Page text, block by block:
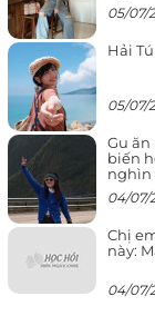
05/07/
Hải
05/07/
Gu ăn
biến
nghìn
04/07/
Chị
này:
04/07/